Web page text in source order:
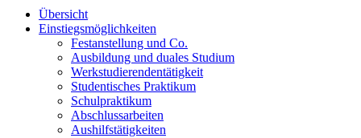
Übersicht
Einstiegsmöglichkeiten
Festanstellung und Co.
Ausbildung und duales Studium
Werkstudierendentätigkeit
Studentisches Praktikum
Schulpraktikum
Abschlussarbeiten
Aushilfstätigkeiten